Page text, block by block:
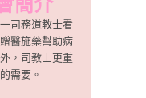
司務道教士看
醫施藥幫助病
，司教士更重
需要。